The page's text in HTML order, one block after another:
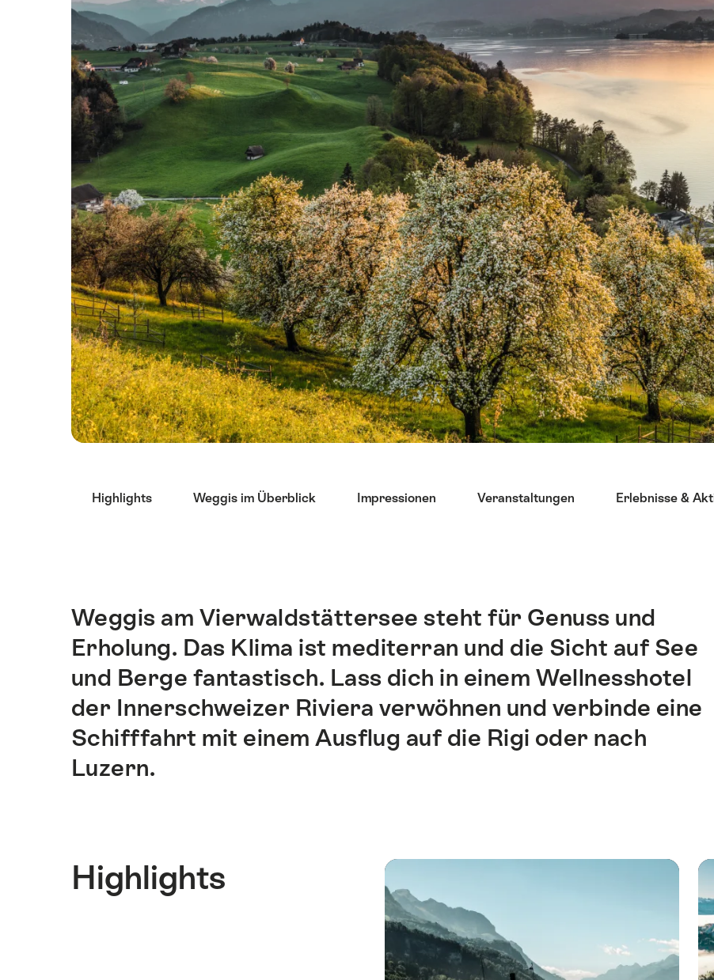
Ankerpunkten
auf
dieser
führen.
Highlights Weggis im Überblick Impressionen Veranstaltungen Erlebnisse &
Einleitung
Weggis am Vierwaldstättersee steht für Genuss und
Erholung. Das Klima ist mediterran und die Sicht auf See
und Berge fantastisch. Lass dich in einem Wellnesshotel
der Innerschweizer Riviera verwöhnen und verbinde eine
Schifffahrt mit einem Ausflug auf die Rigi oder nach
Luzern.
Highlights